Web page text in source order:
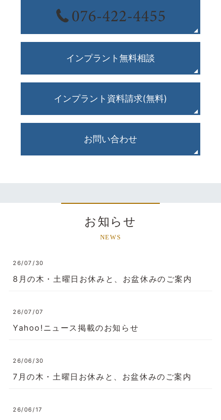
インプラント無料相談
インプラント資料請求(無料)
お問い合わせ
お知らせ
NEWS
26/07/30
8月の木・土曜日お休みと、お盆休みのご案内
26/07/07
Yahoo!ニュース掲載のお知らせ
26/06/30
7月の木・土曜日お休みと、お盆休みのご案内
26/06/17